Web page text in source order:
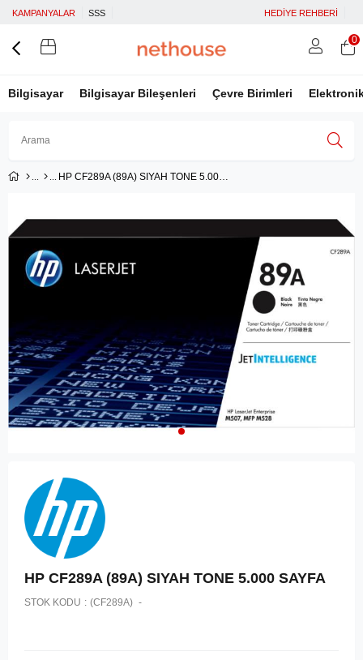
KAMPANYALAR SSS HEDİYE REHBERİ
Bilgisayar Bilgisayar Bileşenleri Çevre Birimleri
Üye Girişi Üye Ol
Google İle Bağlan
0
HP CF289A (89A) SIYAH TONE 5.000 SAYFA
HP CF289A (89A) SIYAH TONE 5.000 SAYFA
STOK KODU (CF289A)